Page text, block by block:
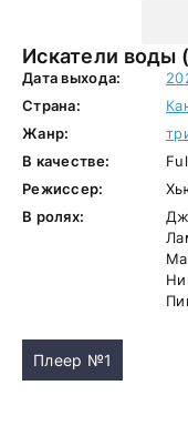
Дата выхода:
Страна:
Жанр:
В качестве:
Режиссер:
В ролях:
Плеер №1